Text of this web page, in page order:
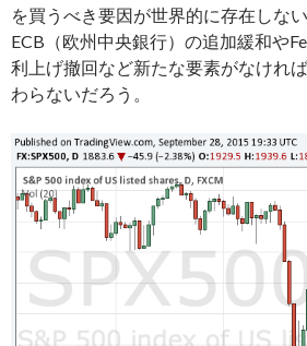
を買うべき要因が世界的に存在しな
ECB（欧州中央銀行）の追加緩和や
利上げ撤回など新たな要素がなけれ
わらないだろう。